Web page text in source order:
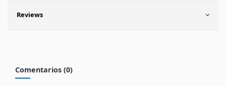
Reviews
Comentarios (0)